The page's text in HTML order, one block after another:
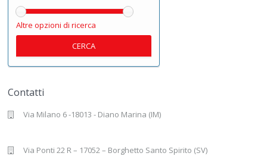
Altre opzioni di ricerca
CERCA
Contatti
Via Milano 6 -18013 - Diano Marina (IM)
Via Ponti 22 R – 17052 – Borghetto Santo Spirito (SV)